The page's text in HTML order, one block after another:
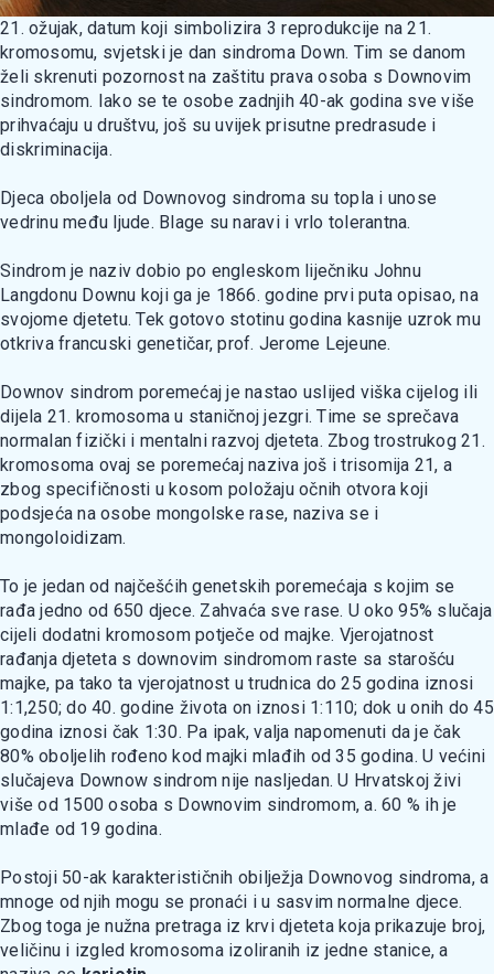
21. ožujak, datum koji simbolizira 3 reprodukcije na 21.
kromosomu, svjetski je dan sindroma Down. Tim se danom
želi skrenuti pozornost na zaštitu prava osoba s Downovim
sindromom. Iako se te osobe zadnjih 40-ak godina sve više
prihvaćaju u društvu, još su uvijek prisutne predrasude i
diskriminacija.
Djeca oboljela od Downovog sindroma su topla i unose
vedrinu među ljude. Blage su naravi i vrlo tolerantna.
Sindrom je naziv dobio po engleskom liječniku Johnu
Langdonu Downu koji ga je 1866. godine prvi puta opisao, na
svojome djetetu. Tek gotovo stotinu godina kasnije uzrok mu
otkriva francuski genetičar, prof. Jerome Lejeune.
Downov sindrom poremećaj je nastao uslijed viška cijelog ili
dijela 21. kromosoma u staničnoj jezgri. Time se sprečava
normalan fizički i mentalni razvoj djeteta. Zbog trostrukog 21.
kromosoma ovaj se poremećaj naziva još i trisomija 21, a
zbog specifičnosti u kosom položaju očnih otvora koji
podsjeća na osobe mongolske rase, naziva se i
mongoloidizam.
To je jedan od najčešćih genetskih poremećaja s kojim se
rađa jedno od 650 djece. Zahvaća sve rase. U oko 95% slučaja
cijeli dodatni kromosom potječe od majke. Vjerojatnost
rađanja djeteta s downovim sindromom raste sa starošću
majke, pa tako ta vjerojatnost u trudnica do 25 godina iznosi
1:1,250; do 40. godine života on iznosi 1:110; dok u onih do 45
godina iznosi čak 1:30. Pa ipak, valja napomenuti da je čak
80% oboljelih rođeno kod majki mlađih od 35 godina. U većini
slučajeva Downow sindrom nije nasljedan. U Hrvatskoj živi
više od 1500 osoba s Downovim sindromom, a. 60 % ih je
mlađe od 19 godina.
Postoji 50-ak karakterističnih obilježja Downovog sindroma, a
mnoge od njih mogu se pronaći i u sasvim normalne djece.
Zbog toga je nužna pretraga iz krvi djeteta koja prikazuje broj,
veličinu i izgled kromosoma izoliranih iz jedne stanice, a